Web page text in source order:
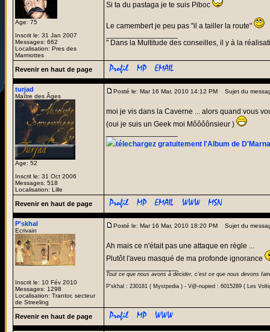
Age: 75
Inscrit le: 31 Jan 2007
Messages: 662
Localisation: Pres des
Marmottes
Si ta du pastaga je te suis Piboc
Le camembert je peu pas "il a tailler la route"
" Dans la Multitude des conseilles, il y à la
Revenir en haut de page
turjad
Maître des Âges
Age: 52
Inscrit le: 31 Oct 2006
Messages: 518
Localisation: Lille
Posté le: Mar 16 Mar, 2010 14:12 PM Sujet du
moi je vis dans la Caverne ... alors quand vous
(oui je suis un Geek moi Môôôônsieur )
télechargez gratuitement l'Album de
Revenir en haut de page
P'skhal
Ecrivain
Inscrit le: 10 Fév 2010
Messages: 1298
Localisation: Trantor, secteur
de Streeling
Posté le: Mar 16 Mar, 2010 18:20 PM Sujet du
Ah mais ce n'était pas une attaque en règle ...
Plutôt l'aveu masqué de ma profonde ignorance
Tout ce que nous avons à décider, c'est ce que nous devons
P'skhal : 230181 ( Mystpedia ) - V@-nupied : 6015289 ( Les
Revenir en haut de page